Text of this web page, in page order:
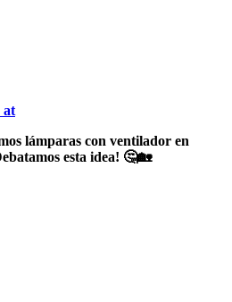
at
lámparas con ventilador en
esta idea! 🤔🏡